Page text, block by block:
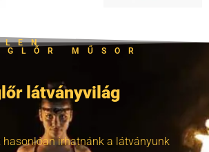
MŰSOR
látványvilág
írhatnánk a látványunk